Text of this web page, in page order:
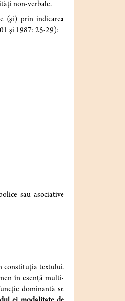
non-verbale.
(și) prin indicarea
și 1987: 25-29):
sau asociative
constituția textului.
în esență multi-
dominantă se